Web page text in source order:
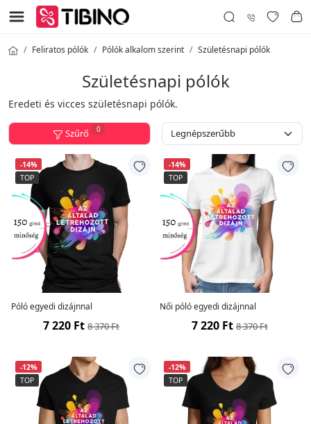
Feliratos pólók Pólók alkalom szerint Születésnapi pólók
Születésnapi pólók
Eredeti és vicces születésnapi pólók.
Szűrő 0
-14%
TOP
Póló egyedi dizájnnal
7 220 Ft 8 370 Ft
-14%
TOP
Női póló egyedi dizájnnal
7 220 Ft 8 370 Ft
-12%
TOP
-12%
TOP